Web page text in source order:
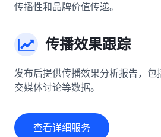
传播性和品牌价值传递。
传播效果跟踪
发布后提供传播效果分析报告，包
交媒体讨论等数据。
查看详细服务